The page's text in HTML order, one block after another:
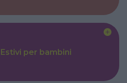
per bambini